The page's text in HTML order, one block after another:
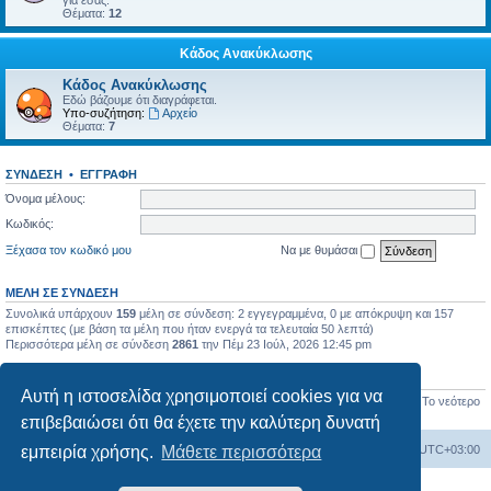
Αυτή η ιστοσελίδα χρησιμοποιεί cookies για να
επιβεβαιώσει ότι θα έχετε την καλύτερη δυνατή
εμπειρία χρήσης. Μάθετε περισσότερα
Θέματα: 12
Κάδος Ανακύκλωσης
Κάδος Ανακύκλωσης
Εδώ βάζουμε ότι διαγράφεται.
Υπο-συζήτηση:
Αρχείο
Θέματα: 7
ΣΎΝΔΕΣΗ • ΕΓΓΡΑΦΉ
Όνομα μέλους:
Κωδικός:
Ξέχασα τον κωδικό μου
Να με θυμάσαι
ΜΈΛΗ ΣΕ ΣΎΝΔΕΣΗ
Συνολικά υπάρχουν 159 μέλη σε σύνδεση: 2 εγγεγραμμένα, 0 με απόκρυψη και 157
επισκέπτες (με βάση τα μέλη που ήταν ενεργά τα τελευταία 50 λεπτά)
Περισσότερα μέλη σε σύνδεση 2861 την Πέμ 23 Ιούλ, 2026 12:45 pm
Συνολικές δημοσιεύσεις17450• Σύνολο θεμάτων 656• Σύνολο μελών
• Το νεότερο
μέλος μαςBlueHorizon
Ευρετήριο Δ. Συζήτησης Όλοι οι χρόνοι είναι UTC+03:00
Δημιουργήθηκε απόphpBB® Forum Software © phpBB Limited